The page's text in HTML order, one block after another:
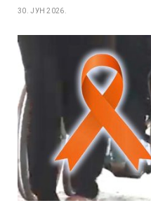
30. ЈУН 2026.